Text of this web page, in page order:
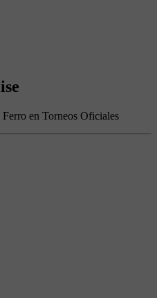
en Torneos Oficiales